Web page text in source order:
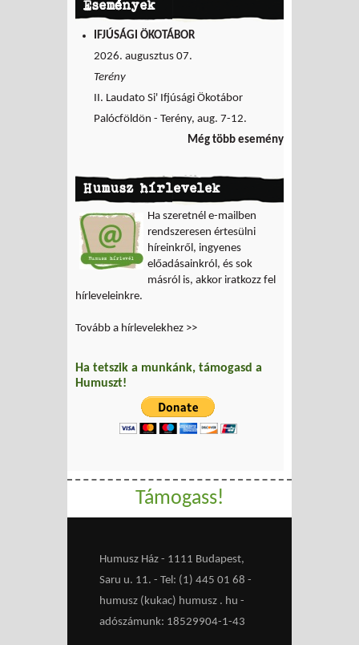
Események
IFJÚSÁGI ÖKOTÁBOR
2026. augusztus 07.
Terény
II. Laudato Si' Ifjúsági Ökotábor
Palócföldön - Terény, aug. 7-12.
Még több esemény
Humusz hírlevelek
Ha szeretnél e-mailben
rendszeresen értesülni
híreinkről, ingyenes
előadásainkról, és sok
másról is, akkor iratkozz fel
hírleveleinkre.
Tovább a hírlevelekhez >>
Ha tetszik a munkánk, támogasd a
Humuszt!
Támogass!
Humusz Ház - 1111 Budapest,
Saru u. 11. - Tel: (1) 445 01 68 -
humusz (kukac) humusz . hu -
adószámunk: 18529904-1-43